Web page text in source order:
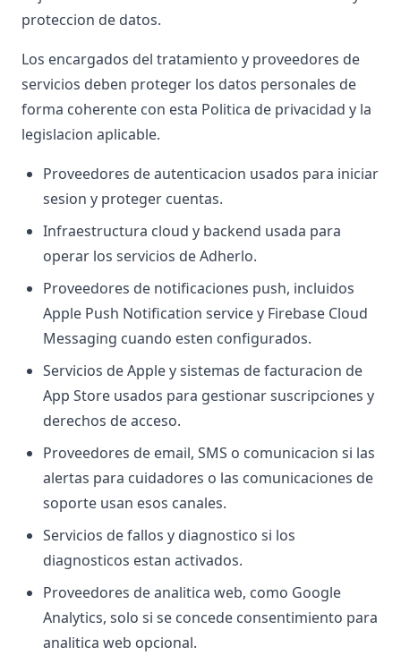
proteccion de datos.
Los encargados del tratamiento y proveedores de
servicios deben proteger los datos personales de
forma coherente con esta Politica de privacidad y la
legislacion aplicable.
Proveedores de autenticacion usados para iniciar
sesion y proteger cuentas.
Infraestructura cloud y backend usada para
operar los servicios de Adherlo.
Proveedores de notificaciones push, incluidos
Apple Push Notification service y Firebase Cloud
Messaging cuando esten configurados.
Servicios de Apple y sistemas de facturacion de
App Store usados para gestionar suscripciones y
derechos de acceso.
Proveedores de email, SMS o comunicacion si las
alertas para cuidadores o las comunicaciones de
soporte usan esos canales.
Servicios de fallos y diagnostico si los
diagnosticos estan activados.
Proveedores de analitica web, como Google
Analytics, solo si se concede consentimiento para
analitica web opcional.